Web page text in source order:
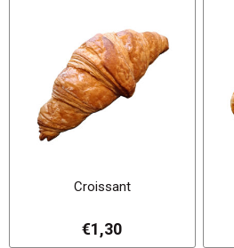
Croissant
€1,30